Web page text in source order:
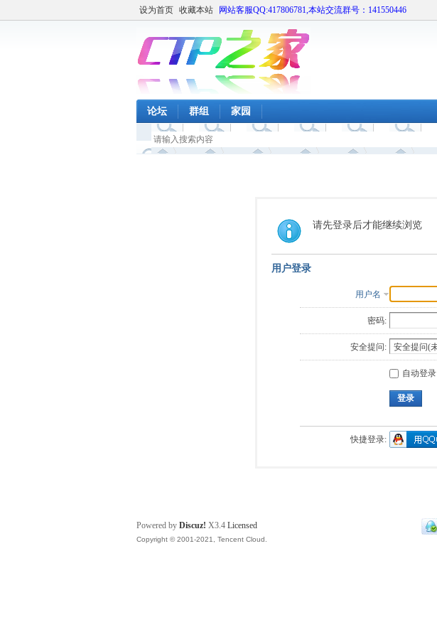
设为首页 收藏本站 网站客服QQ:417806781,本站交流群号：141550446
论坛 群组 家园
请先登录后才能继续浏览
用户登录
用户名
密码:
安全提问:
自动登录
登录
快捷登录:
Powered by Discuz! X3.4 Licensed
Copyright © 2001-2021, Tencent Cloud.